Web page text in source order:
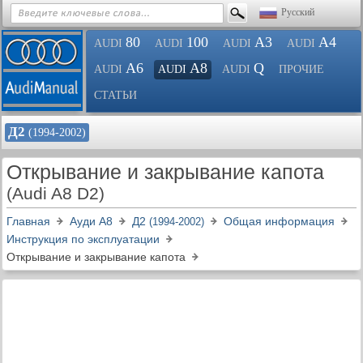
Русский
AUDI 80 AUDI 100 AUDI A3 AUDI A4
AUDI A6 AUDI A8 AUDI Q ПРОЧИЕ
СТАТЬИ
Д2 (1994-2002)
Открывание и закрывание капота
(Audi A8 D2)
Главная Ауди A8 Д2 (1994-2002)
Общая информация
Инструкция по эксплуатации
Открывание и закрывание капота